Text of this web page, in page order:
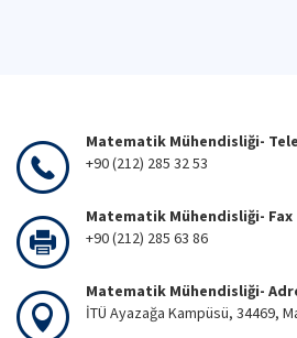
Matematik Mühendisliği-
+90 (212) 285 32 53
Matematik Mühendisliği- Fax
+90 (212) 285 63 86
Matematik Mühendisliği-
İTÜ Ayazağa Kampüsü, 34469,